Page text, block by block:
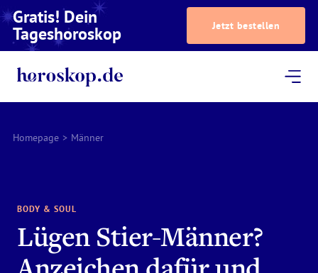
Gratis! Dein
Tageshoroskop Jetzt bestellen
Homepage > Männer
BODY & SOUL
Lügen Stier-Männer?